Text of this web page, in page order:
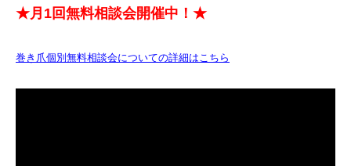
★月1回無料相談会開催中！★
巻き爪個別無料相談会についての詳細はこちら